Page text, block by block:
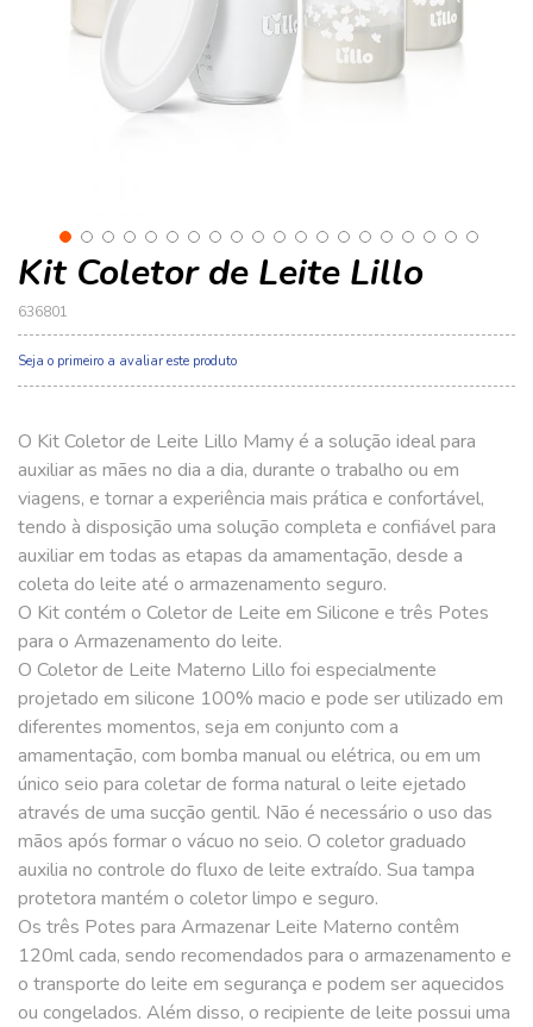
Kit Coletor de Leite Lillo
636801
Seja o primeiro a avaliar este produto
O Kit Coletor de Leite Lillo Mamy é a solução ideal para
auxiliar as mães no dia a dia, durante o trabalho ou em
viagens, e tornar a experiência mais prática e confortável,
tendo à disposição uma solução completa e confiável para
auxiliar em todas as etapas da amamentação, desde a
coleta do leite até o armazenamento seguro.
O Kit contém o Coletor de Leite em Silicone e três Potes
para o Armazenamento do leite.
O Coletor de Leite Materno Lillo foi especialmente
projetado em silicone 100% macio e pode ser utilizado em
diferentes momentos, seja em conjunto com a
amamentação, com bomba manual ou elétrica, ou em um
único seio para coletar de forma natural o leite ejetado
através de uma sucção gentil. Não é necessário o uso das
mãos após formar o vácuo no seio. O coletor graduado
auxilia no controle do fluxo de leite extraído. Sua tampa
protetora mantém o coletor limpo e seguro.
Os três Potes para Armazenar Leite Materno contêm
120ml cada, sendo recomendados para o armazenamento e
o transporte do leite em segurança e podem ser aquecidos
ou congelados. Além disso, o recipiente de leite possui uma